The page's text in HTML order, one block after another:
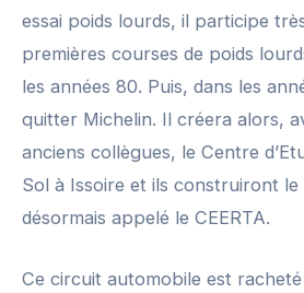
essai poids lourds, il participe
premières courses de poids
les années 80. Puis, dans les
quitter Michelin. Il créera alors,
anciens collègues, le Centre
Sol à Issoire et ils construiront le
désormais appelé le CEERTA.
Ce circuit automobile est